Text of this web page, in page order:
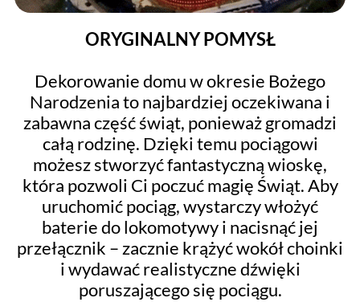
ORYGINALNY POMYSŁ
Dekorowanie domu w okresie Bożego
Narodzenia to najbardziej oczekiwana i
zabawna część świąt, ponieważ gromadzi
całą rodzinę. Dzięki temu pociągowi
możesz stworzyć fantastyczną wioskę,
która pozwoli Ci poczuć magię Świąt. Aby
uruchomić pociąg, wystarczy włożyć
baterie do lokomotywy i nacisnąć jej
przełącznik – zacznie krążyć wokół choinki
i wydawać realistyczne dźwięki
poruszającego się pociągu.